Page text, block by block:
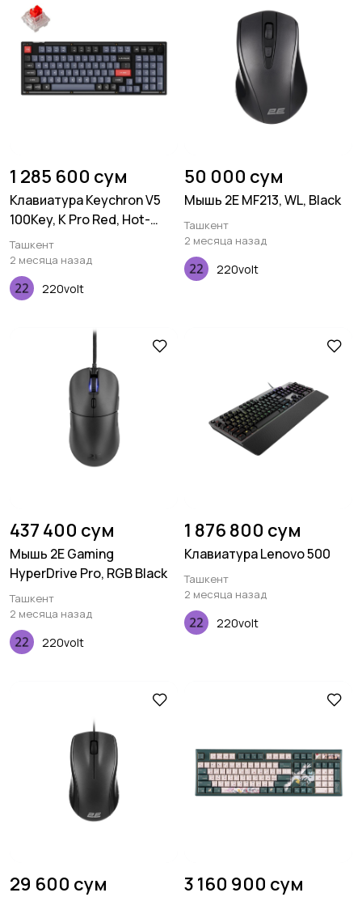
1 285 600 сум
Клавиатура Keychron V5
100Key, K Pro Red, Hot-
Swap, QMK, Knob, USB-A,
EN/UKR, RGB, Frosted Black
Ташкент
2 месяца назад
220volt
50 000 сум
Мышь 2E MF213, WL, Black
Ташкент
2 месяца назад
220volt
437 400 сум
Мышь 2E Gaming
HyperDrive Pro, RGB Black
Ташкент
2 месяца назад
220volt
1 876 800 сум
Клавиатура Lenovo 500
Ташкент
2 месяца назад
220volt
29 600 сум 3 160 900 сум